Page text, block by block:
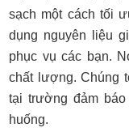
sạch một cách tối
dụng nguyên liệu
phục vụ các bạn.
chất lượng. Chúng
tại trường đảm
huống.